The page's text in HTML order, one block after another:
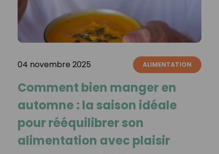
04 novembre 2025 ALIMENTATION
Comment bien manger en
automne : la saison idéale
pour rééquilibrer son
alimentation avec plaisir